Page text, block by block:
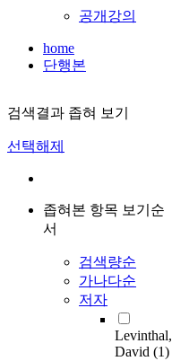
공개강의
home
단행본
검색결과 좁혀 보기
선택해제
좁혀본 항목 보기순
서
검색량순
가나다순
저자
Levinthal,
David (1)